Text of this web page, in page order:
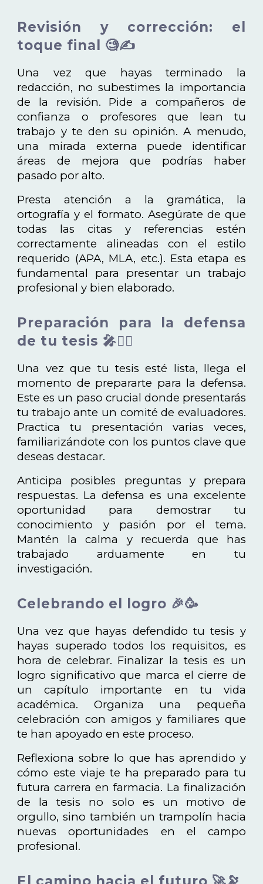
Revisión y corrección: el
toque final 🧐✍️
Una vez que hayas terminado la
redacción, no subestimes la importancia
de la revisión. Pide a compañeros de
confianza o profesores que lean tu
trabajo y te den su opinión. A menudo,
una mirada externa puede identificar
áreas de mejora que podrías haber
pasado por alto.
Presta atención a la gramática, la
ortografía y el formato. Asegúrate de que
todas las citas y referencias estén
correctamente alineadas con el estilo
requerido (APA, MLA, etc.). Esta etapa es
fundamental para presentar un trabajo
profesional y bien elaborado.
Preparación para la defensa
de tu tesis 🎤👩‍⚕️
Una vez que tu tesis esté lista, llega el
momento de prepararte para la defensa.
Este es un paso crucial donde presentarás
tu trabajo ante un comité de evaluadores.
Practica tu presentación varias veces,
familiarizándote con los puntos clave que
deseas destacar.
Anticipa posibles preguntas y prepara
respuestas. La defensa es una excelente
oportunidad para demostrar tu
conocimiento y pasión por el tema.
Mantén la calma y recuerda que has
trabajado arduamente en tu
investigación.
Celebrando el logro 🎉🥳
Una vez que hayas defendido tu tesis y
hayas superado todos los requisitos, es
hora de celebrar. Finalizar la tesis es un
logro significativo que marca el cierre de
un capítulo importante en tu vida
académica. Organiza una pequeña
celebración con amigos y familiares que
te han apoyado en este proceso.
Reflexiona sobre lo que has aprendido y
cómo este viaje te ha preparado para tu
futura carrera en farmacia. La finalización
de la tesis no solo es un motivo de
orgullo, sino también un trampolín hacia
nuevas oportunidades en el campo
profesional.